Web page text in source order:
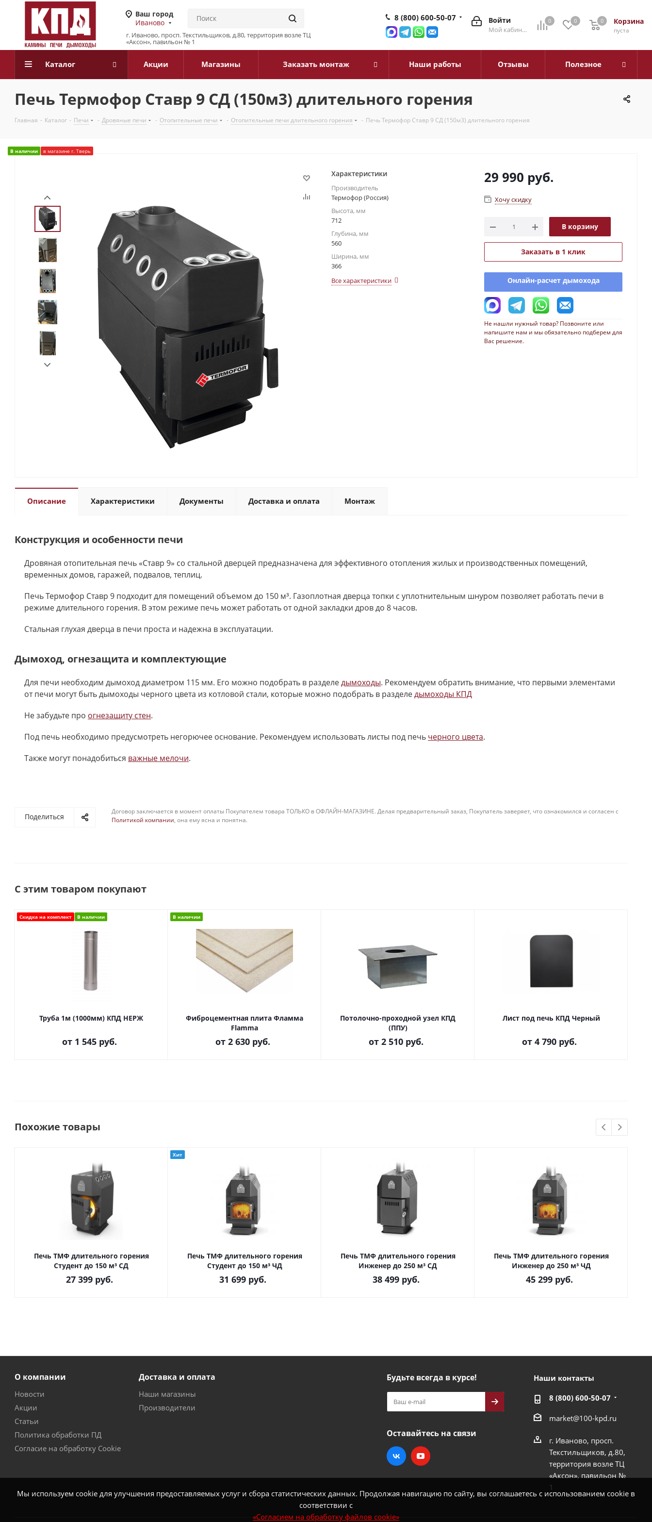
Мы используем cookie для улучшения предоставляемых услуг и сбора статистических данных. Продолжая навигацию по сайту, вы соглашаетесь с использованием cookie в
соответствии с
«Согласием на обработку файлов cookie»
Ваш город
Иваново
г. Иваново, просп. Текстильщиков, д.80, территория возле ТЦ
«Аксон», павильон № 1
0 0 Корзина
0
пуста
0
Войти
Мой кабинет
8 (800) 600-50-07
Каталог Акции Магазины Заказать монтаж Наши работы Отзывы Полезное
Печь Термофор Ставр 9 СД (150м3) длительного горения
Главная - Каталог - Печи - Дровяные печи - Отопительные печи - Отопительные печи длительного горения - Печь Термофор Ставр 9 СД (150м3) длительного горения
В наличии в магазине г. Тверь
Характеристики
Производитель
Термофор (Россия)
Высота, мм
712
Глубина, мм
560
Ширина, мм
366
Все характеристики
29 990 руб.
Хочу скидку
В корзину
Заказать в 1 клик
Онлайн-расчет дымохода
Не нашли нужный товар? Позвоните или
напишите нам и мы обязательно подберем для
Вас решение.
Описание Характеристики Документы Доставка и оплата Монтаж
Конструкция и особенности печи
Дровяная отопительная печь «Ставр 9» со стальной дверцей предназначена для эффективного отопления жилых и производственных помещений,
временных домов, гаражей, подвалов, теплиц.
Печь Термофор Ставр 9 подходит для помещений объемом до 150 м³. Газоплотная дверца топки с уплотнительным шнуром позволяет работать печи в
режиме длительного горения. В этом режиме печь может работать от одной закладки дров до 8 часов.
Стальная глухая дверца в печи проста и надежна в эксплуатации.
Дымоход, огнезащита и комплектующие
Для печи необходим дымоход диаметром 115 мм. Его можно подобрать в разделедымоходы. Рекомендуем обратить внимание, что первыми элементами
от печи могут быть дымоходы черного цвета из котловой стали, которые можно подобрать в разделедымоходы КПД
Не забудьте про огнезащиту стен.
Под печь необходимо предусмотреть негорючее основание. Рекомендуем использовать листы под печь черного цвета.
Также могут понадобиться важные мелочи.
Поделиться
Договор заключается в момент оплаты Покупателем товара ТОЛЬКО в ОФЛАЙН-МАГАЗИНЕ. Делая предварительный заказ, Покупатель заверяет, что ознакомился и согласен с
Политикой компании, она ему ясна и понятна.
С этим товаром покупают
Скидка на комплект В наличии
Труба 1м (1000мм) КПД НЕРЖ
от 1 545 руб.
В наличии
Фиброцементная плита Фламма
Flamma
от 2 630 руб.
Потолочно-проходной узел КПД
(ППУ)
от 2 510 руб.
Лист под печь КПД Черный
от 4 790 руб.
Похожие товары
Печь ТМФ длительного горения
Студент до 150 м³ СД
27 399 руб.
Хит
Печь ТМФ длительного горения
Студент до 150 м³ ЧД
31 699 руб.
Печь ТМФ длительного горения
Инженер до 250 м³ СД
38 499 руб.
Печь ТМФ длительного горения
Инженер до 250 м³ ЧД
45 299 руб.
О компании
Новости
Акции
Статьи
Политика обработки ПД
Согласие на обработку Cookie
Доставка и оплата
Наши магазины
Производители
Будьте всегда в курсе!
Оставайтесь на связи
Наши контакты
8 (800) 600-50-07
market@100-kpd.ru
г. Иваново, просп.
Текстильщиков, д.80,
территория возле ТЦ
«Аксон», павильон №
1